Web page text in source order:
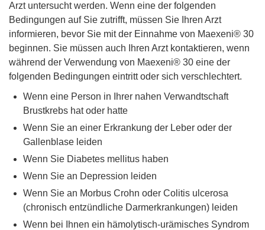
Arzt untersucht werden. Wenn eine der folgenden
Bedingungen auf Sie zutrifft, müssen Sie Ihren Arzt
informieren, bevor Sie mit der Einnahme von Maexeni® 30
beginnen. Sie müssen auch Ihren Arzt kontaktieren, wenn
während der Verwendung von Maexeni® 30 eine der
folgenden Bedingungen eintritt oder sich verschlechtert.
Wenn eine Person in Ihrer nahen Verwandtschaft
Brustkrebs hat oder hatte
Wenn Sie an einer Erkrankung der Leber oder der
Gallenblase leiden
Wenn Sie Diabetes mellitus haben
Wenn Sie an Depression leiden
Wenn Sie an Morbus Crohn oder Colitis ulcerosa
(chronisch entzündliche Darmerkrankungen) leiden
Wenn bei Ihnen ein hämolytisch-urämisches Syndrom